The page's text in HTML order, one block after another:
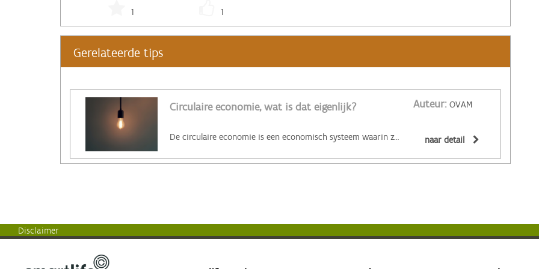
1 1
Gerelateerde tips
Circulaire economie, wat is dat eigenlijk? Auteur: OVAM
‌De circulaire economie is een economisch systeem waarin zoveel mogelijk producten en grondstoffen hergebruikt of hoogwaardig gerecycleerd worden. Materialen zijn (volledig) recycleerbaar of afbreekbaar, spullen worden hersteld, hebben een hoge tweedehandswaarde, zijn ‘upgradebaar’, kunnen makkelijk gedemonteerd worden en omgevormd tot nieuwe producten ... Zo wordt maximaal vermeden dat spullen hun waarde verliezen. De circulaire economie biedt een alternatief voor het huidige lineaire systeem. Daarin worden grondstoffen omgezet in producten die aan het einde van hun leven massaal afval worden. De Ellen MacArthur Foundation maakte er een inzichtelijk filmpje over: naar detail
Disclaimer